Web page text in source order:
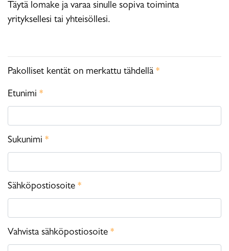
Täytä lomake ja varaa sinulle sopiva toiminta
yrityksellesi tai yhteisöllesi.
Pakolliset kentät on merkattu tähdellä *
Etunimi *
Sukunimi *
Sähköpostiosoite *
Vahvista sähköpostiosoite *